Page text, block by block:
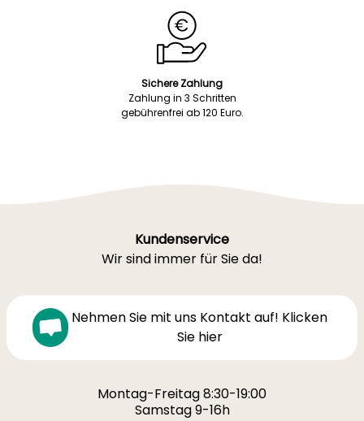
Sichere Zahlung
Zahlung in 3 Schritten
gebührenfrei ab 120 Euro.
Kundenservice
Wir sind immer für Sie da!
Nehmen Sie mit uns Kontakt auf! Klicken
Sie hier
Montag-Freitag 8:30-19:00
Samstag 9-16h